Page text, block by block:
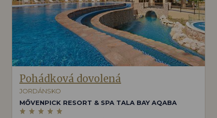
Pohádková dovolená
JORDÁNSKO
MŐVENPICK RESORT & SPA TALA BAY AQABA